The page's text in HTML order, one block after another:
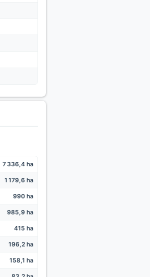
7 336,4 ha
1 179,6 ha
990 ha
985,9 ha
415 ha
196,2 ha
158,1 ha